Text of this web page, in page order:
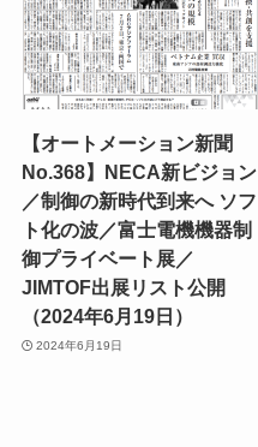
【オートメーション新聞
No.368】NECA新ビジョン
／制御の新時代到来へ ソフ
ト化の波／富士電機機器制
御プライベート展／
JIMTOF出展リスト公開
（2024年6月19日）
2024年6月19日